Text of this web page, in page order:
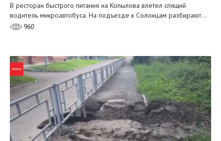
В ресторан быстрого питания на Копылова влетел спящий
водитель микроавтобуса. На подъезде к Солонцам разбирают…
960